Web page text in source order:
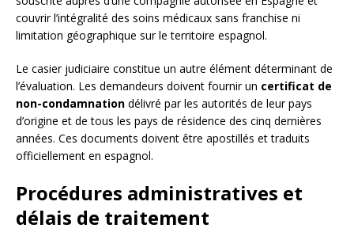
couvrir l’intégralité des soins médicaux sans franchise ni
limitation géographique sur le territoire espagnol.
Le casier judiciaire constitue un autre élément déterminant de
l’évaluation. Les demandeurs doivent fournir un certificat de
non-condamnation délivré par les autorités de leur pays
d’origine et de tous les pays de résidence des cinq dernières
années. Ces documents doivent être apostillés et traduits
officiellement en espagnol.
Procédures administratives et
délais de traitement